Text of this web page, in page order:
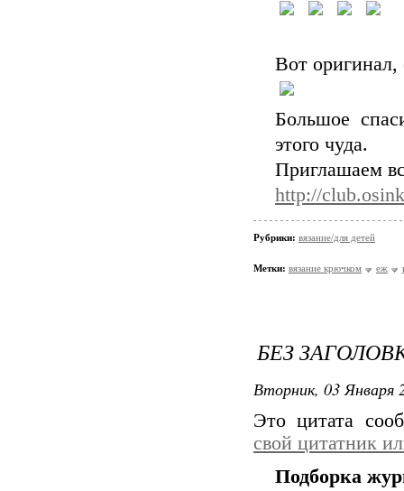
Вот оригинал,
Большое
этого чуда.
Приглашаем
http://
Рубрики: вязание/для детей
Метки: вязание крючком еж
БЕЗ
Вторник, 03 Января
Это цитата
свой цитатник
Подборка